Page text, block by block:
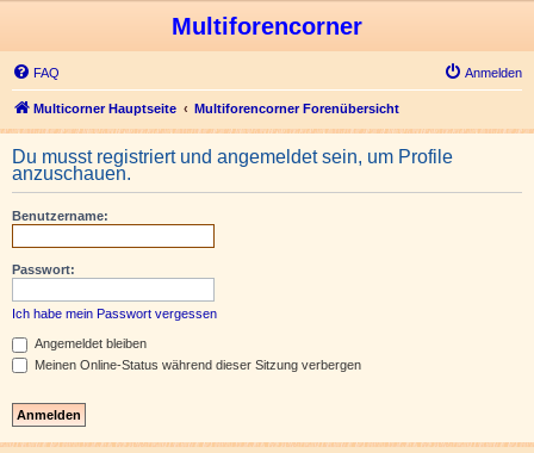
Multiforencorner
FAQ Anmelden
Multicorner Hauptseite Multiforencorner Forenübersicht
Du musst registriert und angemeldet sein, um Profile
anzuschauen.
Benutzername:
Passwort:
Ich habe mein Passwort vergessen
Angemeldet bleiben
Meinen Online-Status während dieser Sitzung verbergen